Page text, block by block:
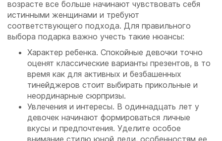
возрасте все больше начинают чувствовать себя
истинными женщинами и требуют
соответствующего подхода. Для правильного
выбора подарка важно учесть такие нюансы:
Характер ребенка. Спокойные девочки точно
оценят классические варианты презентов, в то
время как для активных и безбашенных
тинейджеров стоит выбирать прикольные и
неординарные сюрпризы.
Увлечения и интересы. В одиннадцать лет у
девочек начинают формироваться личные
вкусы и предпочтения. Уделите особое
внимание стилю юной леди, особенностям ее